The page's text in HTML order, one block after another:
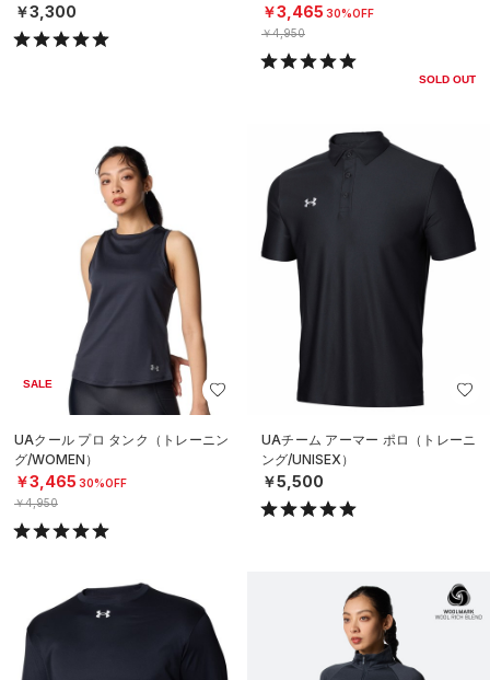
￥3,300 ￥3,465 30%OFF
￥4,950
SOLD OUT
SALE
UAクール プロ タンク（トレーニン
グ/WOMEN）
￥3,465 30%OFF
￥4,950
UAチーム アーマー ポロ（トレーニ
ング/UNISEX）
￥5,500